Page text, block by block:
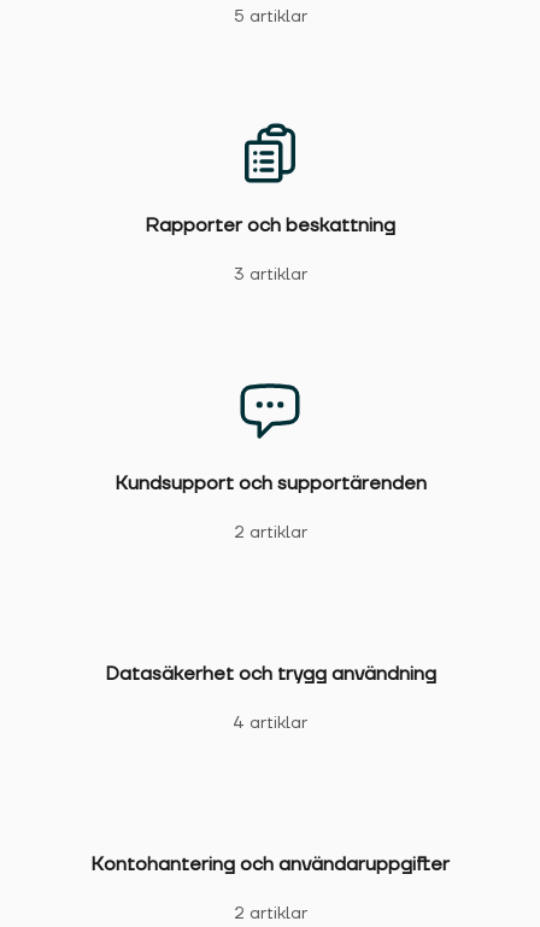
5 artiklar
Rapporter och beskattning
3 artiklar
Kundsupport och supportärenden
2 artiklar
Datasäkerhet och trygg användning
4 artiklar
Kontohantering och användaruppgifter
2 artiklar